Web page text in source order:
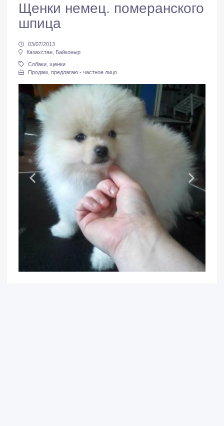
Щенки немец. померанского
шпица
03/07/2013
Казахстан, Байконыр
Собаки, щенки
Продам, предлагаю - частное лицо